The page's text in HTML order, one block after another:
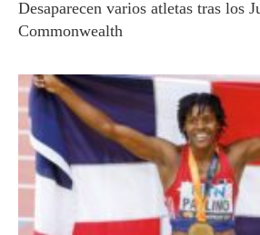
Desaparecen varios atletas tras los
Commonwealth